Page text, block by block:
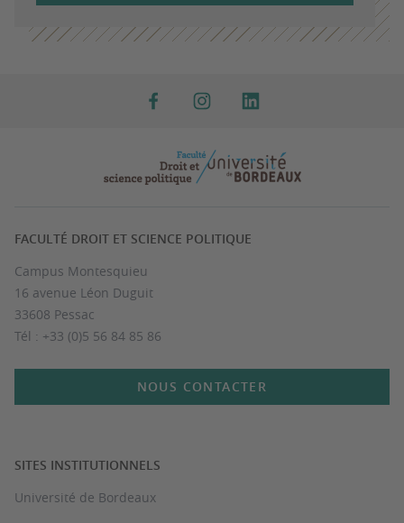
FACULTÉ DROIT ET SCIENCE POLITIQUE
Campus Montesquieu
16 avenue Léon Duguit
33608 Pessac
Tél : +33 (0)5 56 84 85 86
NOUS CONTACTER
SITES INSTITUTIONNELS
Université de Bordeaux